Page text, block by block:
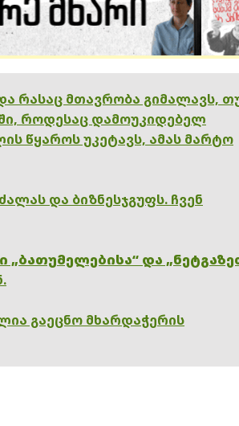
რასაც მთავრობა გიმალავს,
როდესაც დამოუკიდებელ
წყაროს უკეტავს, ამას მარტო
და ბიზნესჯგუფს. ჩვენ
„ბათუმელებისა“ და
გაეცნო მხარდაჭერის